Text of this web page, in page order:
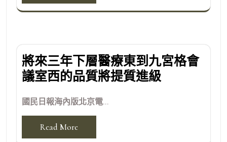
將來三年下層醫療東到九宮格會
議室西的品質將提質進級
國民日報海內版北京電...
Read More